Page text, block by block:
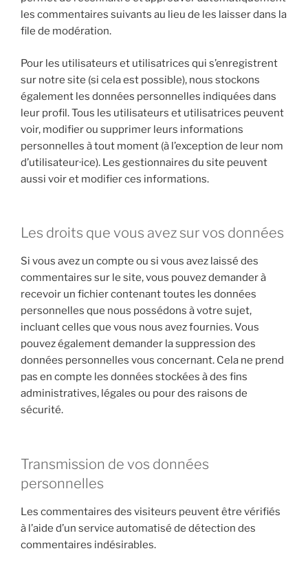
les commentaires suivants au lieu de les laisser dans la
file de modération.
Pour les utilisateurs et utilisatrices qui s’enregistrent
sur notre site (si cela est possible), nous stockons
également les données personnelles indiquées dans
leur profil. Tous les utilisateurs et utilisatrices peuvent
voir, modifier ou supprimer leurs informations
personnelles à tout moment (à l’exception de leur nom
d’utilisateur·ice). Les gestionnaires du site peuvent
aussi voir et modifier ces informations.
Les droits que vous avez sur vos données
Si vous avez un compte ou si vous avez laissé des
commentaires sur le site, vous pouvez demander à
recevoir un fichier contenant toutes les données
personnelles que nous possédons à votre sujet,
incluant celles que vous nous avez fournies. Vous
pouvez également demander la suppression des
données personnelles vous concernant. Cela ne prend
pas en compte les données stockées à des fins
administratives, légales ou pour des raisons de
sécurité.
Transmission de vos données
personnelles
Les commentaires des visiteurs peuvent être vérifiés
à l’aide d’un service automatisé de détection des
commentaires indésirables.